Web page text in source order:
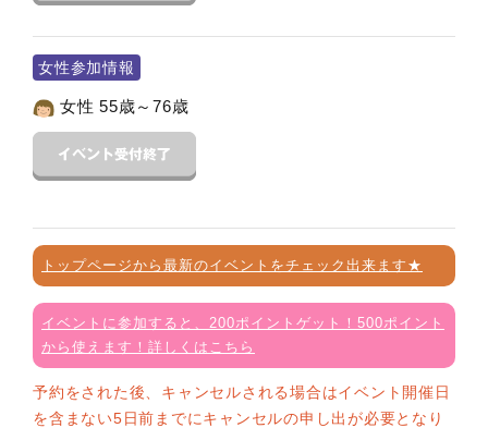
女性参加情報
女性 55歳～76歳
トップページから最新のイベントをチェック出来ます★
イベントに参加すると、200ポイントゲット！500ポイント
から使えます！詳しくはこちら
予約をされた後、キャンセルされる場合はイベント開催日
を含まない5日前までにキャンセルの申し出が必要となり